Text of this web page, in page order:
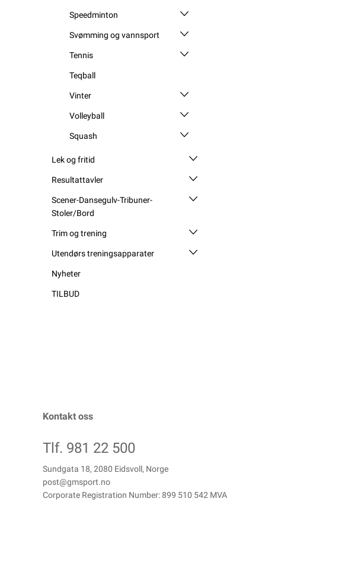
Speedminton
Svømming og vannsport
Tennis
Teqball
Vinter
Volleyball
Squash
Lek og fritid
Resultattavler
Scener-Dansegulv-Tribuner-
Stoler/Bord
Trim og trening
Utendørs treningsapparater
Nyheter
TILBUD
Kontakt oss
Tlf. 981 22 500
Sundgata 18, 2080 Eidsvoll, Norge
post@gmsport.no
Corporate Registration Number: 899 510 542 MVA